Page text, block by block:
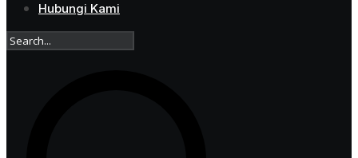
Hubungi Kami